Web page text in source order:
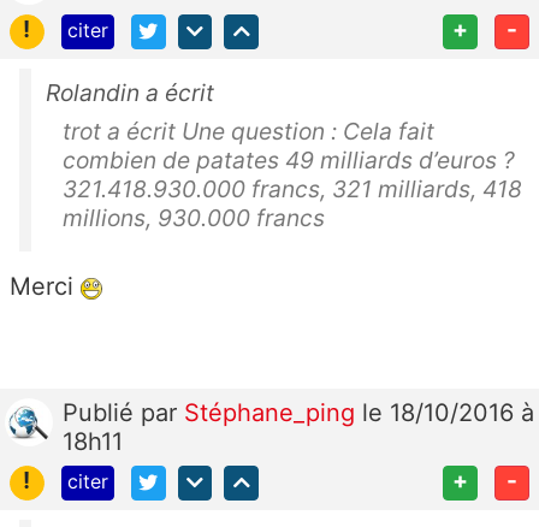
!
citer + -
Rolandin a écrit
trot a écrit Une question : Cela fait
combien de patates 49 milliards d’euros ?
321.418.930.000 francs, 321 milliards, 418
millions, 930.000 francs
Merci
Publié par Stéphane_ping le 18/10/2016 à
18h11
!
citer + -